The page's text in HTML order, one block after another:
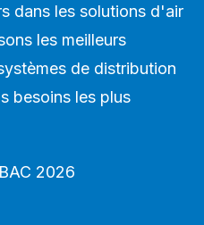
dans les solutions d'air
les meilleurs
de distribution
besoins les plus
2026